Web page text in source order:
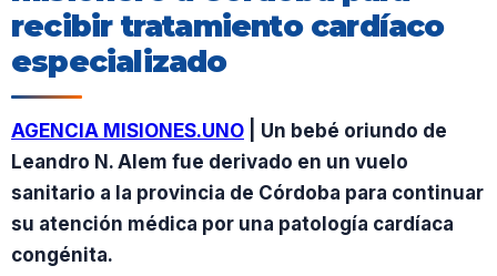
recibir tratamiento cardíaco
especializado
AGENCIA MISIONES.UNO | Un bebé oriundo de
Leandro N. Alem fue derivado en un vuelo
sanitario a la provincia de Córdoba para continuar
su atención médica por una patología cardíaca
congénita.